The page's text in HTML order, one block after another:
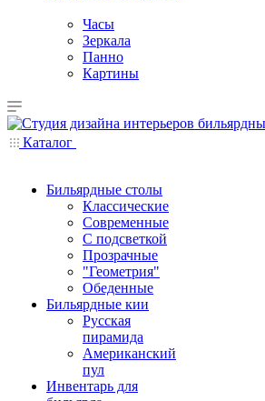
Часы
Зеркала
Панно
Картины
Каталог
Бильярдные столы
Классические
Современные
С подсветкой
Прозрачные
"Геометрия"
Обеденные
Бильярдные кии
Русская
пирамида
Американский
пул
Инвентарь для